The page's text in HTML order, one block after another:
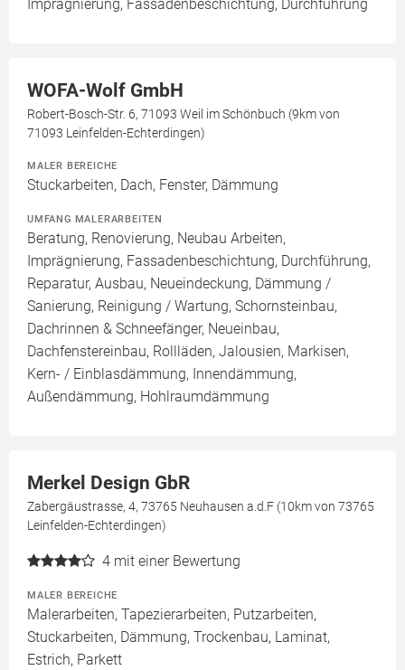
Imprägnierung, Fassadenbeschichtung, Durchführung
WOFA-Wolf GmbH
Robert-Bosch-Str. 6, 71093 Weil im Schönbuch (9km von
71093 Leinfelden-Echterdingen)
MALER BEREICHE
Stuckarbeiten, Dach, Fenster, Dämmung
UMFANG MALERARBEITEN
Beratung, Renovierung, Neubau Arbeiten,
Imprägnierung, Fassadenbeschichtung, Durchführung,
Reparatur, Ausbau, Neueindeckung, Dämmung /
Sanierung, Reinigung / Wartung, Schornsteinbau,
Dachrinnen & Schneefänger, Neueinbau,
Dachfenstereinbau, Rollläden, Jalousien, Markisen,
Kern- / Einblasdämmung, Innendämmung,
Außendämmung, Hohlraumdämmung
Merkel Design GbR
Zabergäustrasse, 4, 73765 Neuhausen a.d.F (10km von 73765
Leinfelden-Echterdingen)
4 mit einer Bewertung
MALER BEREICHE
Malerarbeiten, Tapezierarbeiten, Putzarbeiten,
Stuckarbeiten, Dämmung, Trockenbau, Laminat,
Estrich, Parkett